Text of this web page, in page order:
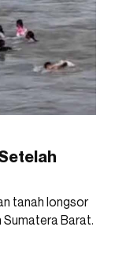
tanah longsor
Sumatera Barat.